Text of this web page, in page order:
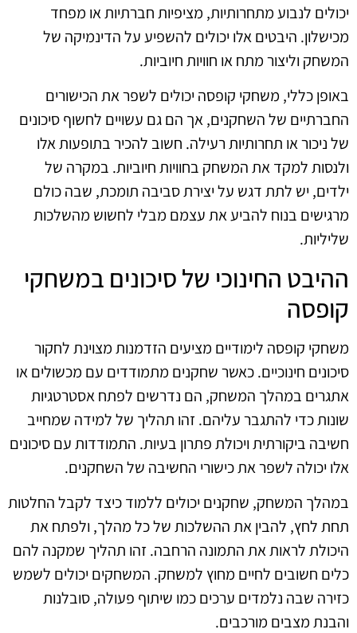
יכולים לנבוע מתחרותיות, מציפיות חברתיות או מפחד
מכישלון. היבטים אלו יכולים להשפיע על הדינמיקה של
המשחק וליצור מתח או חוויות חיוביות.
באופן כללי, משחקי קופסה יכולים לשפר את הכישורים
החברתיים של השחקנים, אך הם גם עשויים לחשוף סיכונים
של ניכור או תחרותיות רעילה. חשוב להכיר בתופעות אלו
ולנסות למקד את המשחק בחוויות חיוביות. במקרה של
ילדים, יש לתת דגש על יצירת סביבה תומכת, שבה כולם
מרגישים בנוח להביע את עצמם מבלי לחשוש מהשלכות
שליליות.
ההיבט החינוכי של סיכונים במשחקי
קופסה
משחקי קופסה לימודיים מציעים הזדמנות מצוינת לחקור
סיכונים חינוכיים. כאשר שחקנים מתמודדים עם מכשולים או
אתגרים במהלך המשחק, הם נדרשים לפתח אסטרטגיות
שונות כדי להתגבר עליהם. זהו תהליך של למידה שמחייב
חשיבה ביקורתית ויכולת פתרון בעיות. התמודדות עם סיכונים
אלו יכולה לשפר את כישורי החשיבה של השחקנים.
במהלך המשחק, שחקנים יכולים ללמוד כיצד לקבל החלטות
תחת לחץ, להבין את ההשלכות של כל מהלך, ולפתח את
היכולת לראות את התמונה הרחבה. זהו תהליך שמקנה להם
כלים חשובים לחיים מחוץ למשחק. המשחקים יכולים לשמש
כזירה שבה נלמדים ערכים כמו שיתוף פעולה, סובלנות
והבנת מצבים מורכבים.